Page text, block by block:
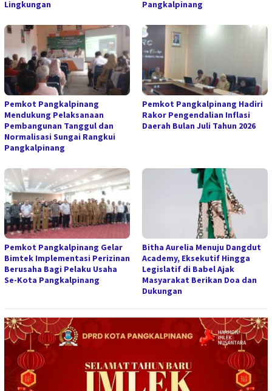
Lingkungan Pangkalpinang
Pemkot Pangkalpinang
Mendukung Pelaksanaan
Pembangunan Tanggul dan
Normalisasi Sungai Rangkui
Pangkalpinang
Pemkot Pangkalpinang Hadiri
Rakor Pengendalian Inflasi
Daerah Bulan Juli Tahun 2026
Pemkot Pangkalpinang Gelar
Bimtek Implementasi Perizinan
Berusaha Bagi Pelaku Usaha
Se-Kota Pangkalpinang
‎Bitha Aurelia Menuju Dangdut
Academy, Eksekutif Hingga
Legislatif di Babel Ajak
Masyarakat Berikan Doa dan
Dukungan